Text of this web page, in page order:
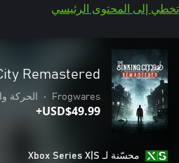
تخطي إلى المحتوى الرئيسي
Remastered
Frogwares
• الحركة
USD$49.99+
محسّنة لـ Xbox Series X|S